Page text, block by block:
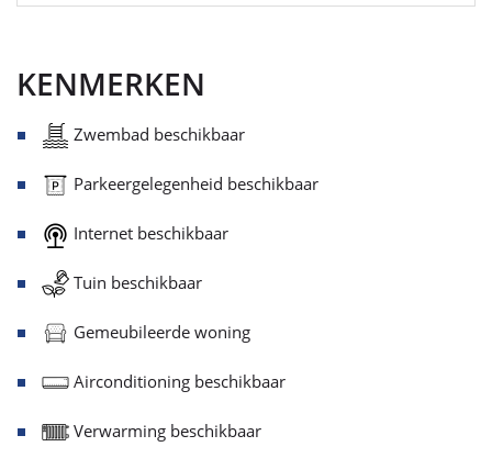
KENMERKEN
Zwembad beschikbaar
Parkeergelegenheid beschikbaar
Internet beschikbaar
Tuin beschikbaar
Gemeubileerde woning
Airconditioning beschikbaar
Verwarming beschikbaar